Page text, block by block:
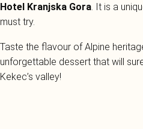
Hotel Kranjska Gora . It is a
must try.
Taste the flavour of Alpine
unforgettable dessert that will
Kekec’s valley!